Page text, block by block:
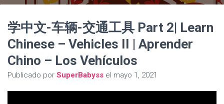
O
E
N
C
学中文-车辆-交通工具 Part 2| Learn
Chinese – Vehicles II | Aprender
Chino – Los Vehículos
Publicado por SuperBabyss el mayo 1, 2021